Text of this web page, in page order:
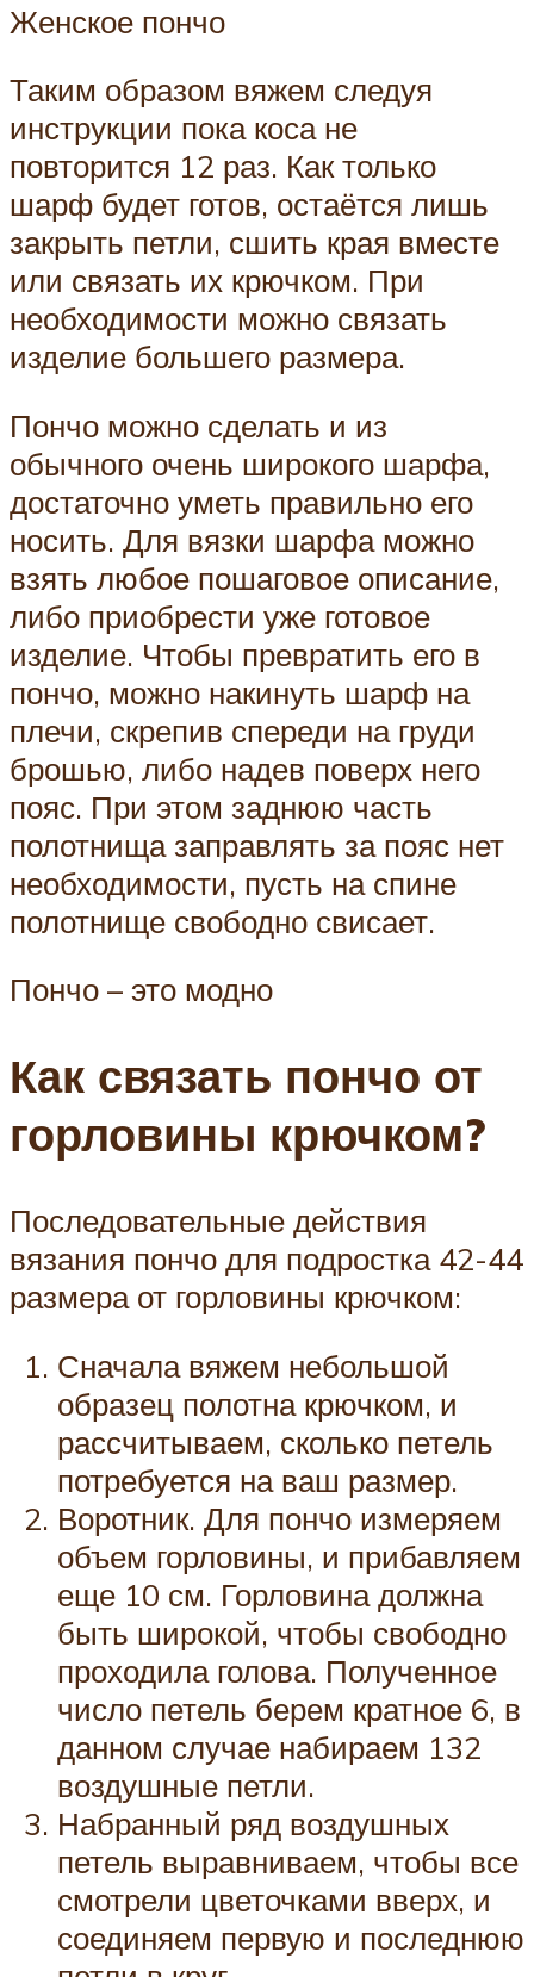
Женское пончо
Таким образом вяжем следуя
инструкции пока коса не
повторится 12 раз. Как только
шарф будет готов, остаётся лишь
закрыть петли, сшить края вместе
или связать их крючком. При
необходимости можно связать
изделие большего размера.
Пончо можно сделать и из
обычного очень широкого шарфа,
достаточно уметь правильно его
носить. Для вязки шарфа можно
взять любое пошаговое описание,
либо приобрести уже готовое
изделие. Чтобы превратить его в
пончо, можно накинуть шарф на
плечи, скрепив спереди на груди
брошью, либо надев поверх него
пояс. При этом заднюю часть
полотнища заправлять за пояс нет
необходимости, пусть на спине
полотнище свободно свисает.
Пончо – это модно
Как связать пончо от
горловины крючком?
Последовательные действия
вязания пончо для подростка 42-44
размера от горловины крючком:
Сначала вяжем небольшой
образец полотна крючком, и
рассчитываем, сколько петель
потребуется на ваш размер.
Воротник. Для пончо измеряем
объем горловины, и прибавляем
еще 10 см. Горловина должна
быть широкой, чтобы свободно
проходила голова. Полученное
число петель берем кратное 6, в
данном случае набираем 132
воздушные петли.
Набранный ряд воздушных
петель выравниваем, чтобы все
смотрели цветочками вверх, и
соединяем первую и последнюю